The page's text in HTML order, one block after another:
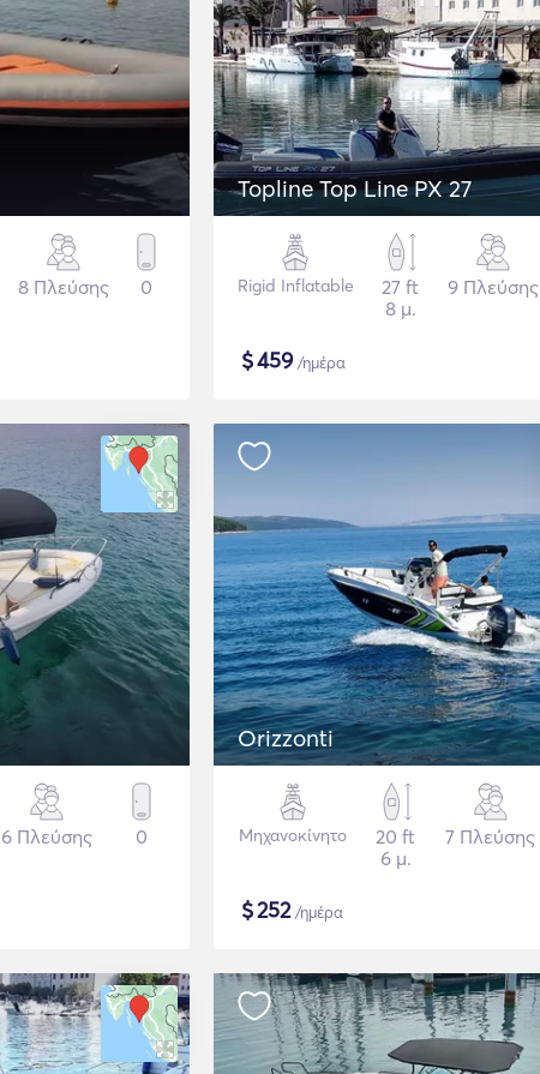
8 Πλεύσης 0
Topline Top Line PX 27
Rigid Inflatable
27 ft
8 μ.
9 Πλεύσης
$459/ημέρα
6 Πλεύσης 0
Orizzonti
Μηχανοκίνητο
20 ft
6 μ.
7 Πλεύσης
$252/ημέρα